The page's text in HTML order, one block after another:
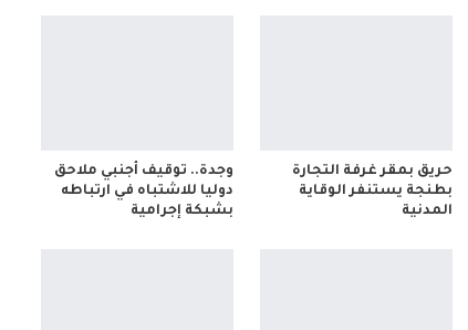
حريق بمقر غرفة التجارة
بطنجة يستنفر الوقاية
المدنية
وجدة.. توقيف أجنبي ملاحق
دوليا للاشتباه في ارتباطه
بشبكة إجرامية